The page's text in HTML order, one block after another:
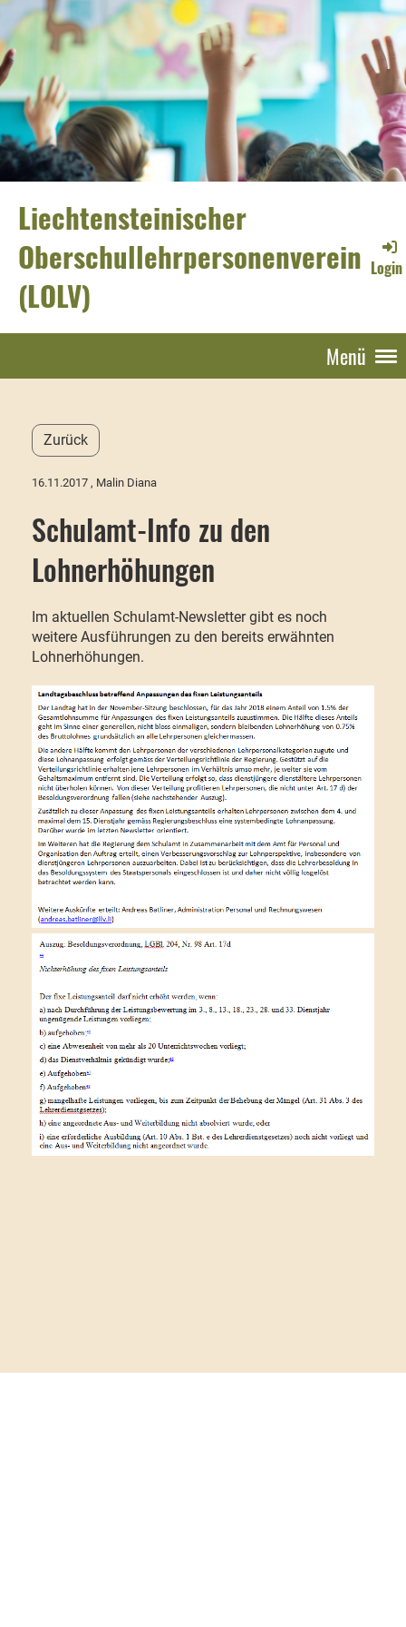
Liechtensteinischer
Oberschullehrpersonenverein
(LOLV)
Login
Menü
Zurück
16.11.2017 , Malin Diana
Schulamt-Info zu den
Lohnerhöhungen
Im aktuellen Schulamt-Newsletter gibt es noch
weitere Ausführungen zu den bereits erwähnten
Lohnerhöhungen.